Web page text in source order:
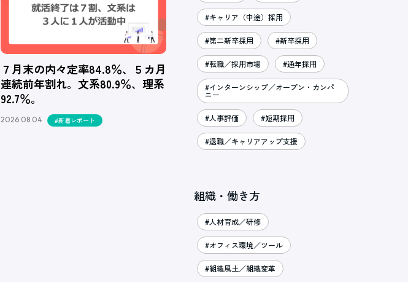
７月末の内々定率84.8％、５カ月
連続前年割れ。文系80.9％、理系
92.7％。
2026.08.04 #新着レポート
#キャリア（中途）採用
#第二新卒採用 #新卒採用
#転職／採用市場 #通年採用
#インターンシップ／オープン・カンパ
ニー
#人事評価 #短期採用
#退職／キャリアアップ支援
組織・働き方
#人材育成／研修
#オフィス環境／ツール
#組織風土／組織変革